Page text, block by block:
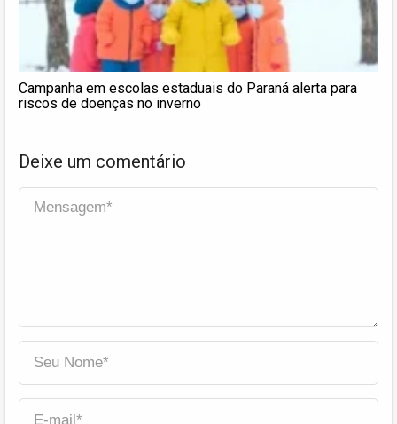
​Campanha em escolas estaduais do Paraná alerta para
riscos de doenças no inverno
Deixe um comentário